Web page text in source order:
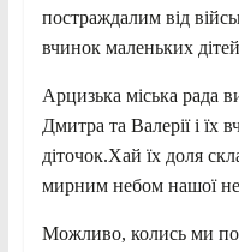
постраждалим від
вчинок маленьких
Арцизька міська рада
Дмитра та Валерії і їх
діточок.Хай їх доля
мирним небом нашої
Можливо, колись ми